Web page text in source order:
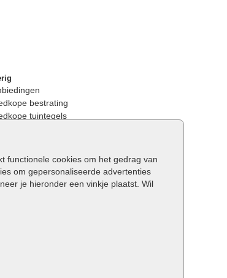
functionele cookies om het gedrag van
om gepersonaliseerde advertenties
je hieronder een vinkje plaatst. Wil
bestrating
tuintegels
plaatsen
tuin